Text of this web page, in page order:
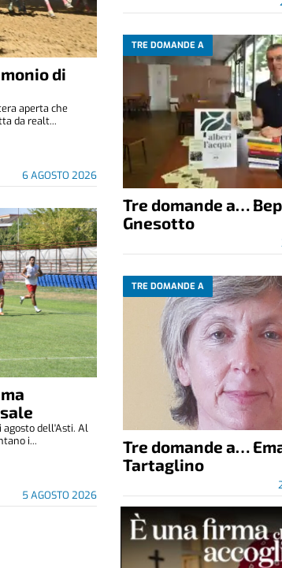
di
6 AGOSTO 2026
aperta che
da realt...
5 AGOSTO 2026
dell'Asti. Al
i...
TRE DOMANDE A
Tre domande a…
Gnesotto
TRE DOMANDE A
Tre domande a…
Tartaglino